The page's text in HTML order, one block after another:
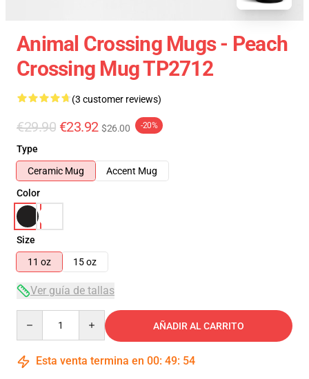
Animal Crossing Mugs - Peach
Crossing Mug TP2712
(3 customer reviews)
€29.90 €23.92 $26.00 -20%
Type
Ceramic Mug
Accent Mug
Color
Size
11 oz
15 oz
Ver guía de tallas
AÑADIR AL CARRITO
Esta venta termina en 00: 49: 54